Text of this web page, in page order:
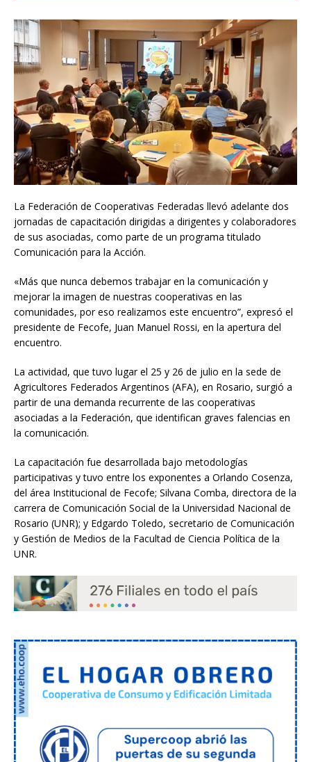
La Federación de Cooperativas Federadas llevó adelante dos
jornadas de capacitación dirigidas a dirigentes y colaboradores
de sus asociadas, como parte de un programa titulado
Comunicación para la Acción.
«Más que nunca debemos trabajar en la comunicación y
mejorar la imagen de nuestras cooperativas en las
comunidades, por eso realizamos este encuentro”, expresó el
presidente de Fecofe, Juan Manuel Rossi, en la apertura del
encuentro.
La actividad, que tuvo lugar el 25 y 26 de julio en la sede de
Agricultores Federados Argentinos (AFA), en Rosario, surgió a
partir de una demanda recurrente de las cooperativas
asociadas a la Federación, que identifican graves falencias en
la comunicación.
La capacitación fue desarrollada bajo metodologías
participativas y tuvo entre los exponentes a Orlando Cosenza,
del área Institucional de Fecofe; Silvana Comba, directora de la
carrera de Comunicación Social de la Universidad Nacional de
Rosario (UNR); y Edgardo Toledo, secretario de Comunicación
y Gestión de Medios de la Facultad de Ciencia Política de la
UNR.